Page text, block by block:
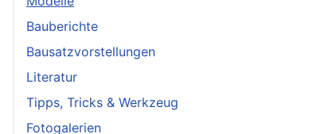
Bauberichte
Bausatzvorstellungen
Literatur
Tipps, Tricks & Werkzeug
Fotogalerien